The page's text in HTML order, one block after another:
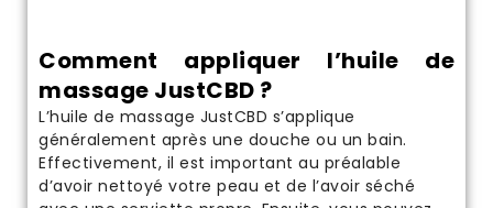
Comment appliquer l’huile de
massage JustCBD ?
L’huile de massage JustCBD s’applique
généralement après une douche ou un bain.
Effectivement, il est important au préalable
d’avoir nettoyé votre peau et de l’avoir séché